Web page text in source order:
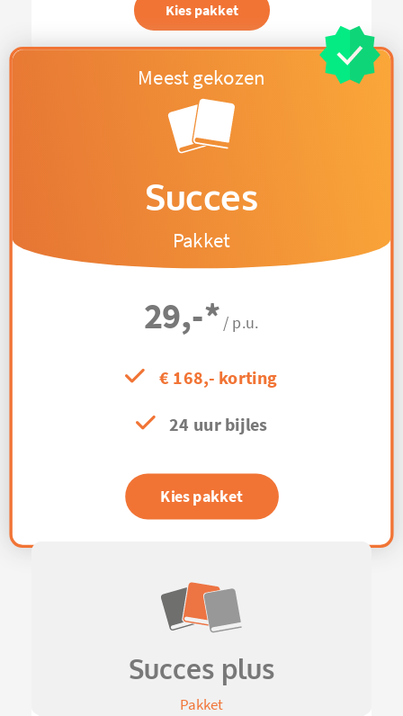
Kies pakket
Succes
Pakket
29,-* / p.u.
€ 168,- korting
24 uur bijles
Kies pakket
Succes plus
Pakket